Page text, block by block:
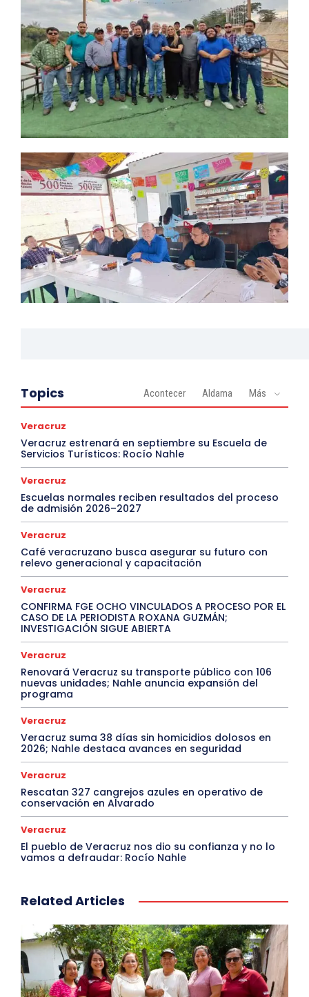
Topics Acontecer Aldama Más
Veracruz
Veracruz estrenará en septiembre su Escuela de
Servicios Turísticos: Rocío Nahle
Veracruz
Escuelas normales reciben resultados del proceso
de admisión 2026–2027
Veracruz
Café veracruzano busca asegurar su futuro con
relevo generacional y capacitación
Veracruz
CONFIRMA FGE OCHO VINCULADOS A PROCESO POR EL
CASO DE LA PERIODISTA ROXANA GUZMÁN;
INVESTIGACIÓN SIGUE ABIERTA
Veracruz
Renovará Veracruz su transporte público con 106
nuevas unidades; Nahle anuncia expansión del
programa
Veracruz
Veracruz suma 38 días sin homicidios dolosos en
2026; Nahle destaca avances en seguridad
Veracruz
Rescatan 327 cangrejos azules en operativo de
conservación en Alvarado
Veracruz
El pueblo de Veracruz nos dio su confianza y no lo
vamos a defraudar: Rocío Nahle
Related Articles